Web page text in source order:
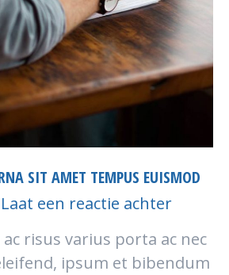
SIT AMET TEMPUS EUISMOD
Laat een reactie achter
risus varius porta ac nec
ipsum et bibendum